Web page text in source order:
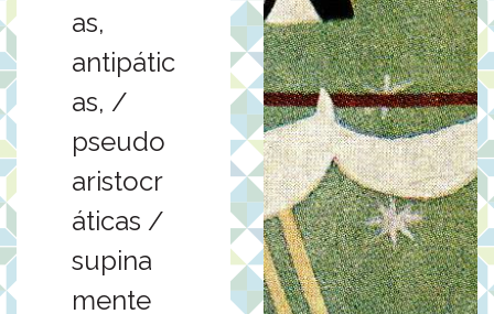
as,
antipátic
as, /
pseudo
aristocr
áticas /
supina
mente